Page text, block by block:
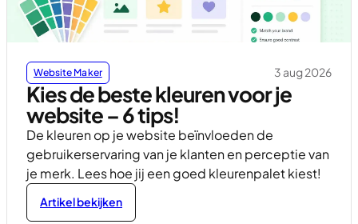
Website Maker 3 aug 2026
Kies de beste kleuren voor je
website – 6 tips!
De kleuren op je website beïnvloeden de
gebruikerservaring van je klanten en perceptie van
je merk. Lees hoe jij een goed kleurenpalet kiest!
Artikel bekijken